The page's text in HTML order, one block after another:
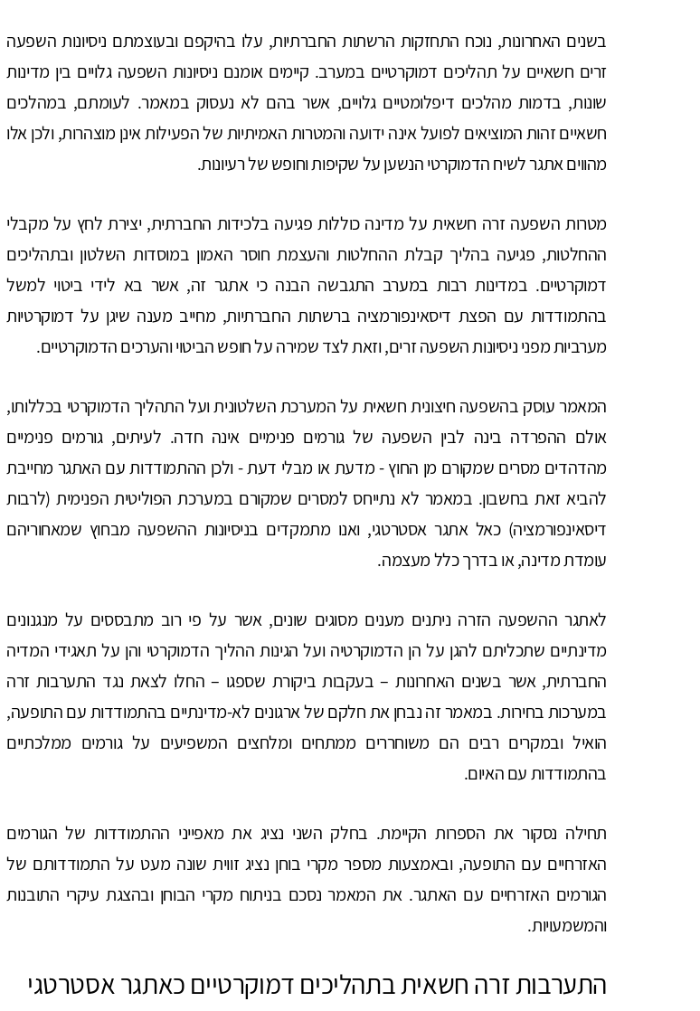
בשנים האחרונות, נוכח התחזקות הרשתות החברתיות, עלו בהיקפם ובעוצמתם ניסיונות השפעה
זרים חשאיים על תהליכים דמוקרטיים במערב. קיימים אומנם ניסיונות השפעה גלויים בין מדינות
שונות, בדמות מהלכים דיפלומטיים גלויים, אשר בהם לא נעסוק במאמר. לעומתם, במהלכים
חשאיים זהות המוציאים לפועל אינה ידועה והמטרות האמיתיות של הפעילות אינן מוצהרות, ולכן אלו
מהווים אתגר לשיח הדמוקרטי הנשען על שקיפות וחופש של רעיונות.
מטרות השפעה זרה חשאית על מדינה כוללות פגיעה בלכידות החברתית, יצירת לחץ על מקבלי
ההחלטות, פגיעה בהליך קבלת ההחלטות והעצמת חוסר האמון במוסדות השלטון ובתהליכים
דמוקרטיים. במדינות רבות במערב התגבשה הבנה כי אתגר זה, אשר בא לידי ביטוי למשל
בהתמודדות עם הפצת דיסאינפורמציה ברשתות החברתיות, מחייב מענה שיגן על דמוקרטיות
מערביות מפני ניסיונות השפעה זרים, וזאת לצד שמירה על חופש הביטוי והערכים הדמוקרטיים.
המאמר עוסק בהשפעה חיצונית חשאית על המערכת השלטונית ועל התהליך הדמוקרטי בכללותו,
אולם ההפרדה בינה לבין השפעה של גורמים פנימיים אינה חדה. לעיתים, גורמים פנימיים
מהדהדים מסרים שמקורם מן החוץ - מדעת או מבלי דעת - ולכן ההתמודדות עם האתגר מחייבת
להביא זאת בחשבון. במאמר לא נתייחס למסרים שמקורם במערכת הפוליטית הפנימית (לרבות
דיסאינפורמציה) כאל אתגר אסטרטגי, ואנו מתמקדים בניסיונות ההשפעה מבחוץ שמאחוריהם
עומדת מדינה, או בדרך כלל מעצמה.
לאתגר ההשפעה הזרה ניתנים מענים מסוגים שונים, אשר על פי רוב מתבססים על מנגנונים
מדינתיים שתכליתם להגן על הן הדמוקרטיה ועל הגינות ההליך הדמוקרטי והן על תאגידי המדיה
החברתית, אשר בשנים האחרונות – בעקבות ביקורת שספגו – החלו לצאת נגד התערבות זרה
במערכות בחירות. במאמר זה נבחן את חלקם של ארגונים לא-מדינתיים בהתמודדות עם התופעה,
הואיל ובמקרים רבים הם משוחררים ממתחים ומלחצים המשפיעים על גורמים ממלכתיים
בהתמודדות עם האיום.
תחילה נסקור את הספרות הקיימת. בחלק השני נציג את מאפייני ההתמודדות של הגורמים
האזרחיים עם התופעה, ובאמצעות מספר מקרי בוחן נציג זווית שונה מעט על התמודדותם של
הגורמים האזרחיים עם האתגר. את המאמר נסכם בניתוח מקרי הבוחן ובהצגת עיקרי התובנות
והמשמעויות.
התערבות זרה חשאית בתהליכים דמוקרטיים כאתגר אסטרטגי